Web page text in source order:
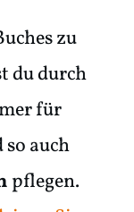
zu
du durch
für
auch
pflegen.